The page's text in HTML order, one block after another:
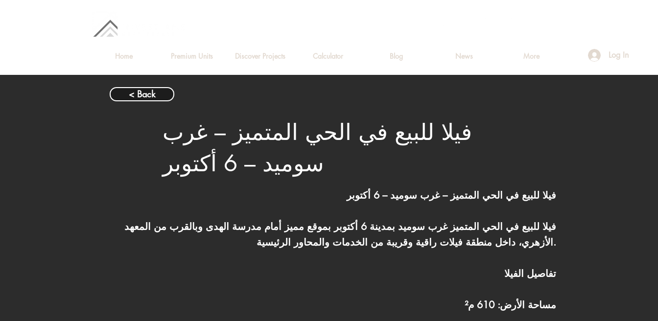
Home Premium Units Discover Projects Calculator Blog News More Log In
< Back
فيلا للبيع في الحي المتميز – غرب
سوميد – 6 أكتوبر
فيلا للبيع في الحي المتميز – غرب سوميد – 6 أكتوبر
فيلا للبيع في الحي المتميز غرب سوميد بمدينة 6 أكتوبر بموقع مميز أمام مدرسة الهدى وبالقرب من المعهد
الأزهري، داخل منطقة فيلات راقية وقريبة من الخدمات والمحاور الرئيسية.
تفاصيل الفيلا
مساحة الأرض: 610 م²